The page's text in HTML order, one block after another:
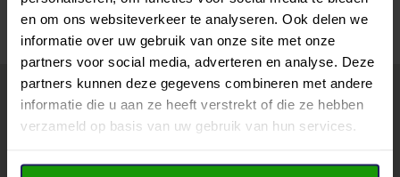
en om ons websiteverkeer te analyseren. Ook delen we
informatie over uw gebruik van onze site met onze
partners voor social media, adverteren en analyse. Deze
partners kunnen deze gegevens combineren met andere
informatie die u aan ze heeft verstrekt of die ze hebben
verzameld op basis van uw gebruik van hun services.
Bourgondiëweg 168 F
Bourgondiëweg 168 G VERKOCHT
Bourgondiëweg 168 H VERKOCHT
Disclaimer: De foto aan de binnenzijde is indicatief en kan
Kaart